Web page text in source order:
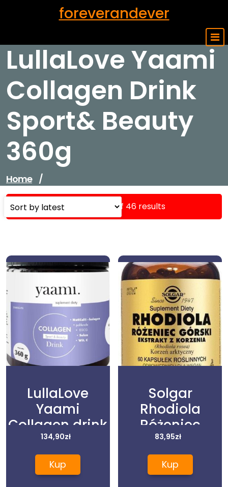
foreverandever
LullaLove Yaami
Collagen Drink
Sport& Beauty
360g
Home /
Showing 1–16 of 46 results
LullaLove
Yaami
Collagen drink
sport& beauty
360g
134,90zł
Kup
Solgar
Rhodiola
Różeniec
Górski 60 kaps.
83,95zł
Kup